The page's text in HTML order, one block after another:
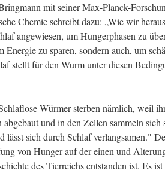
mit seiner Max-Planck-
Chemie schreibt dazu: „Wie wir
angewiesen, um Hungerphasen zu
Energie zu sparen, sondern auch, um
stellt für den Wurm unter diesen
Würmer sterben nämlich, weil
und in den Zellen sammeln sich
lässt sich durch Schlaf verlangsamen."
von Hunger auf der einen und
des Tierreichs entstanden ist. Es